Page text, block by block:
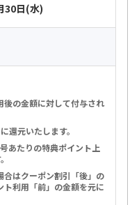
30日(水)
後の金額に対して付与され
還元いたします。
あたりの特典ポイント上
合はクーポン割引「後」の
利用「前」の金額を元に